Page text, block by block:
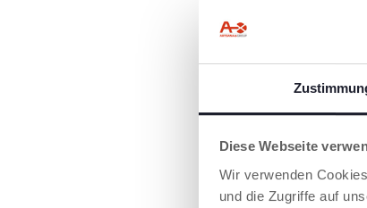
Diese Webseite
Wir verwenden
und die Zugriffe auf
und